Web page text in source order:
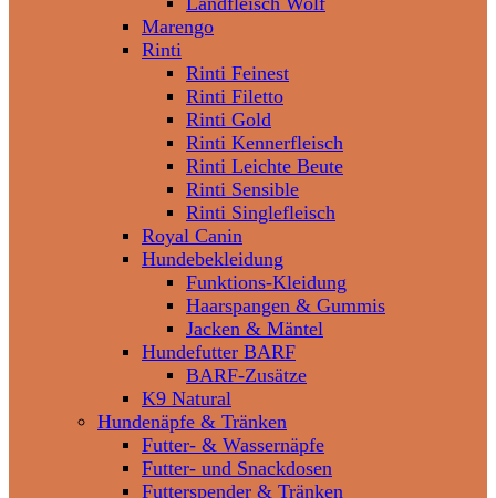
Marengo
Rinti
Rinti Feinest
Rinti Filetto
Rinti Gold
Rinti Kennerfleisch
Rinti Leichte Beute
Rinti Sensible
Rinti Singlefleisch
Royal Canin
Hundebekleidung
Funktions-Kleidung
Haarspangen & Gummis
Jacken & Mäntel
Hundefutter BARF
BARF-Zusätze
K9 Natural
Hundenäpfe & Tränken
Futter- & Wassernäpfe
Futter- und Snackdosen
Futterspender & Tränken